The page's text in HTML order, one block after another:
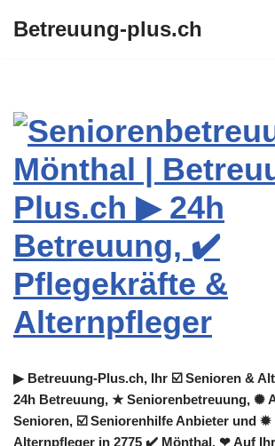
Betreuung-plus.ch
▶︎ Betreuung-Plus.ch, Ihr ☑️ Senioren &
24h Betreuung, ★ Seniorenbetreuung, ✺
Senioren, ☑️ Seniorenhilfe Anbieter und ✹
Alternpfleger in 2775 ✔️ Mönthal. ❤ Auf